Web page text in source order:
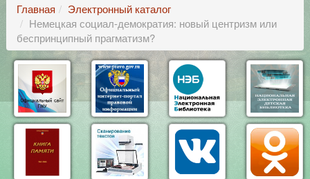
Главная
Электронный каталог
Немецкая социал-демократия: новый центризм или
беспринципный прагматизм?